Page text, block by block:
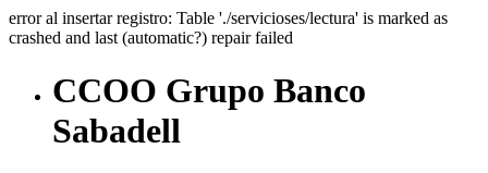
error al insertar registro: Table './servicioses/lectura' is marked as
crashed and last (automatic?) repair failed
CCOO Grupo Banco
Sabadell